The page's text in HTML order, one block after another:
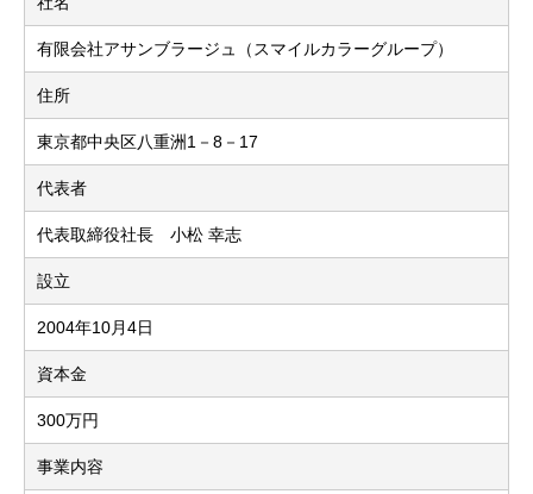
有限会社アサンブラージュ（スマイルカラーグループ）
住所
東京都中央区八重洲1－8－17
代表者
代表取締役社長 小松 幸志
設立
2004年10月4日
資本金
300万円
事業内容